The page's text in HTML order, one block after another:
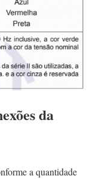
da
a quantidade